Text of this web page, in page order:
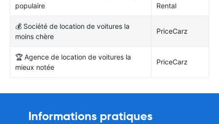
populaire
Rental
💰 Société de location de voitures la
moins chère
PriceCarz
🏆 Agence de location de voitures la
mieux notée
PriceCarz
Informations pratiques